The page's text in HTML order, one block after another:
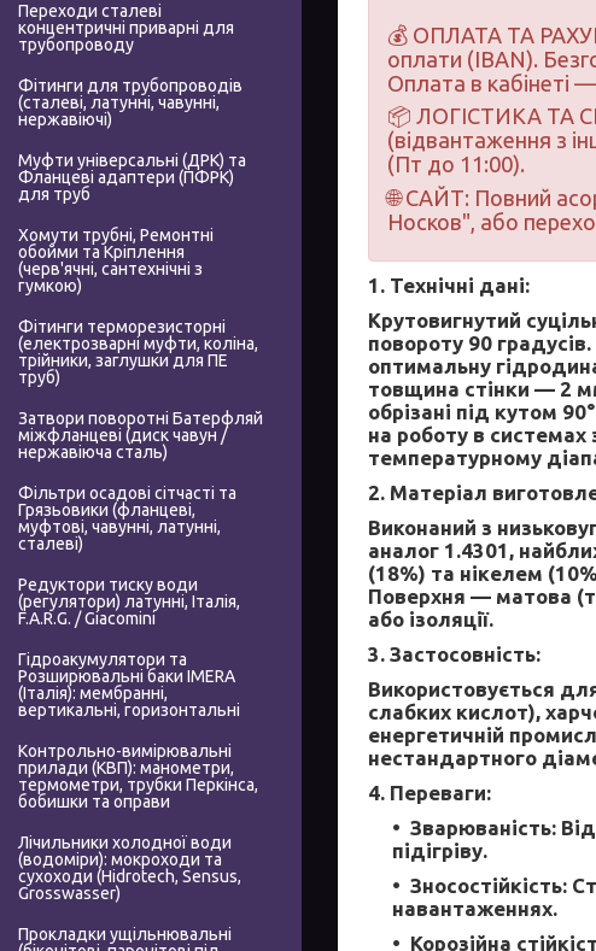
💰 ОПЛАТА ТА
оплати (IBAN).
Оплата в кабінеті
📦 ЛОГІСТИКА ТА
(відвантаження з
(Пт до 11:00).
🌐 САЙТ: Повний
Носков", або
1. Технічні дані:
Крутовигнутий
повороту 90
оптимальну
товщина стінки — 2
обрізані під кутом
на роботу в
температурному
2. Матеріал
Виконаний з
аналог 1.4301,
(18%) та нікелем
Поверхня — матова
або ізоляції.
3. Застосовність:
Використовується
слабких кислот),
енергетичній
нестандартного
4. Переваги:
Зварюваність:
підігріву.
Зносостійкість:
навантаженнях.
Корозійна
Переходи сталеві
концентричні приварні для
трубопроводу
Фітинги для трубопроводів
(сталеві, латунні, чавунні,
нержавіючі)
Муфти універсальні (ДРК) та
Фланцеві адаптери (ПФРК)
для труб
Хомути трубні, Ремонтні
обойми та Кріплення
(черв'ячні, сантехнічні з
гумкою)
Фітинги терморезисторні
(електрозварні муфти, коліна,
трійники, заглушки для ПЕ
труб)
Затвори поворотні Батерфляй
міжфланцеві (диск чавун /
нержавіюча сталь)
Фільтри осадові сітчасті та
Грязьовики (фланцеві,
муфтові, чавунні, латунні,
сталеві)
Редуктори тиску води
(регулятори) латунні, Італія,
F.A.R.G. / Giacomini
Гідроакумулятори та
Розширювальні баки IMERA
(Італія): мембранні,
вертикальні, горизонтальні
Контрольно-вимірювальні
прилади (КВП): манометри,
термометри, трубки Перкінса,
бобишки та оправи
Лічильники холодної води
(водоміри): мокроходи та
сухоходи (Hidrotech, Sensus,
Grosswasser)
Прокладки ущільнювальні